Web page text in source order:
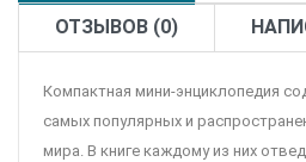
ОТЗЫВОВ (0)
Компактная мини-энциклопедия
самых популярных и
мира. В книге каждому из них